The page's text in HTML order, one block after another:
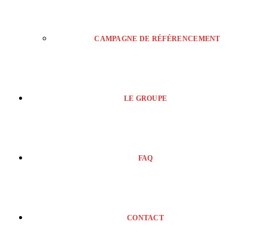
CAMPAGNE DE RÉFÉRENCEMENT
LE GROUPE
FAQ
CONTACT